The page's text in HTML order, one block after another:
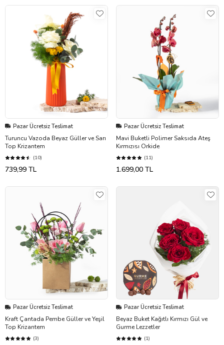
Pazar Ücretsiz Teslimat
Turuncu Vazoda Beyaz Güller ve Sarı
Top Krizantem
(10)
739,99 TL
Pazar Ücretsiz Teslimat
Mavi Buketli Polimer Saksıda Ateş
Kırmızısı Orkide
(11)
1.699,00 TL
Pazar Ücretsiz Teslimat
Kraft Çantada Pembe Güller ve Yeşil
Top Krizantem
(3)
Pazar Ücretsiz Teslimat
Beyaz Buket Kağıtlı Kırmızı Gül ve
Gurme Lezzetler
(1)